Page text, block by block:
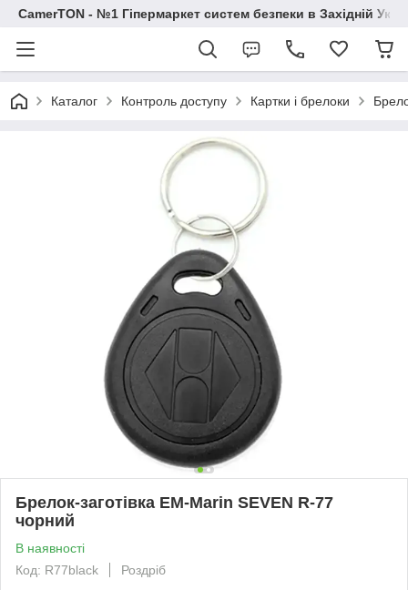
CamerTON - №1 Гіпермаркет систем безпеки в Західній
Каталог Контроль доступу Картки і брелоки
Брелок-заготівка EM-Marin SEVEN R-77
чорний
В наявності
Код: R77black
Роздріб